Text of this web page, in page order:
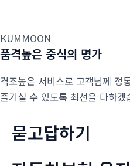
KUMMOON
품격높은 중식의 명가
격조높은 서비스로 고객님께 정
즐기실 수 있도록 최선을 다하겠
묻고답하기